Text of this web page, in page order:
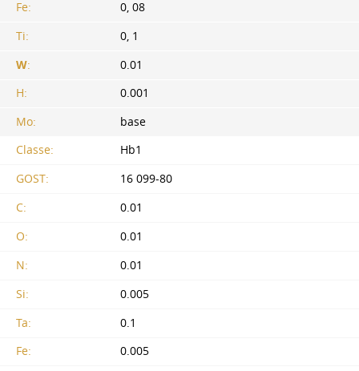
Fe:
0, 08
Ti:
0, 1
W:
0.01
H:
0.001
Mo:
base
Classe:
Hb1
GOST:
16 099-80
C:
0.01
O:
0.01
N:
0.01
Si:
0.005
Ta:
0.1
Fe:
0.005